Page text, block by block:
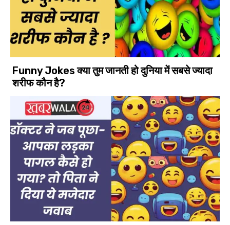
Funny Jokes क्या तुम जानती हो दुनिया में सबसे ज्यादा
शरीफ कौन है?